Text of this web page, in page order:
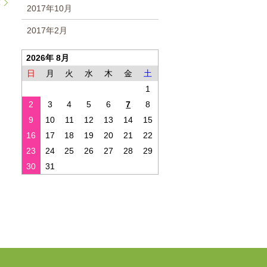
2017年10月
2017年2月
2026年 8月
日
月 火 水 木 金
土
1
2
3 4 5 6 7
8
9
10 11 12 13 14
15
16
17 18 19 20 21
22
23
24 25 26 27 28
29
30
31